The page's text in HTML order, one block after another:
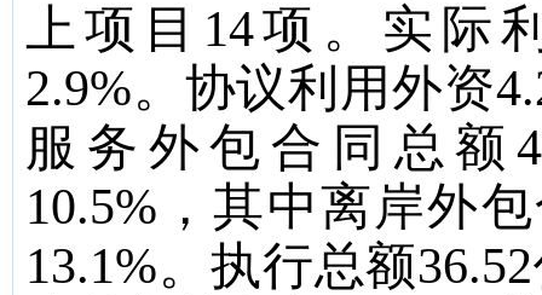
上项目 14项。实际
2.9%。协议利用外资
服务外包合同总额
10.5% ，其中离岸外
13.1%。执行总额36.52